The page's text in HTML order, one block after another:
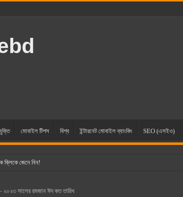
মোবাইল টিপস বিশ্ব ইন্টারনেট মোবাইল ব্যাংকিং SEO (এসইও)
ক্লিকে জেনে নিন!
২০২৩ সালের রমজান ঈদ কত তারিখ